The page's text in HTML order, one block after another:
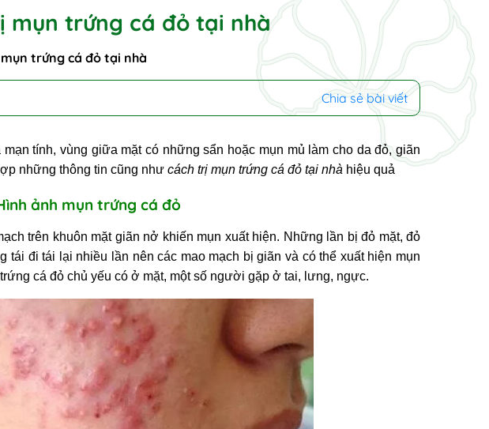
mụn trứng cá đỏ tại nhà
trứng cá đỏ tại nhà
Chia sẻ bài viết
mạn tính, vùng giữa mặt có những sẩn hoặc mụn mủ làm cho da đỏ, giãn
những thông tin cũng nhưcách trị mụn trứng cá đỏ tại nhà hiệu quả
ảnh mụn trứng cá đỏ
trên khuôn mặt giãn nở khiến mụn xuất hiện. Những lần bị đỏ mặt, đỏ
tái đi tái lại nhiều lần nên các mao mạch bị giãn và có thể xuất hiện mụn
cá đỏ chủ yếu có ở mặt, một số người gặp ở tai, lưng, ngực.